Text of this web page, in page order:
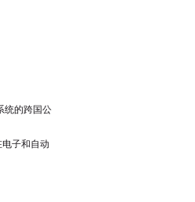
统的跨国公
子和自动